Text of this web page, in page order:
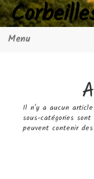
Menu
Il n'y a aucun
sous-catégories
peuvent contenir